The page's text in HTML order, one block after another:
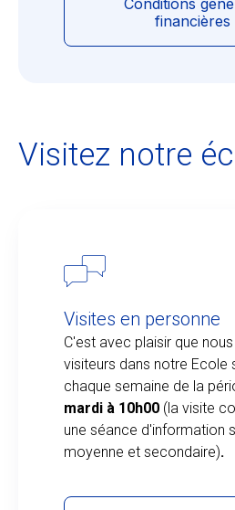
Conditions
financières
Visitez notre
Visites en personne
C'est avec plaisir que
visiteurs dans notre Ecole
chaque semaine de la
mardi à 10h00 (la visite
une séance d'information
moyenne et secondaire).